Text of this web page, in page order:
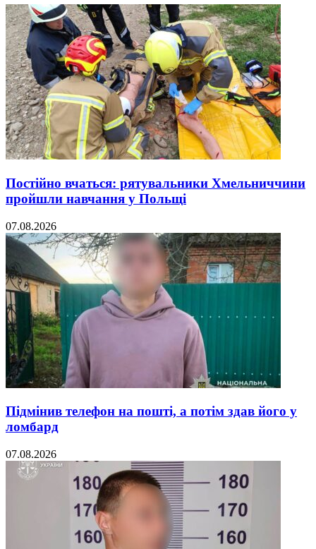
Постійно вчаться: рятувальники Хмельниччини
пройшли навчання у Польщі
07.08.2026
Підмінив телефон на пошті, а потім здав його у
ломбард
07.08.2026